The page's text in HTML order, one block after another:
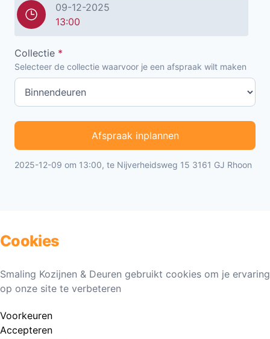
09-12-2025
13:00
Collectie *
Selecteer de collectie waarvoor je een afspraak wilt maken
Afspraak inplannen
2025-12-09 om 13:00, te Nijverheidsweg 15 3161 GJ Rhoon
Cookies
Smaling Kozijnen & Deuren gebruikt cookies om je ervaring
op onze site te verbeteren
Voorkeuren
Accepteren